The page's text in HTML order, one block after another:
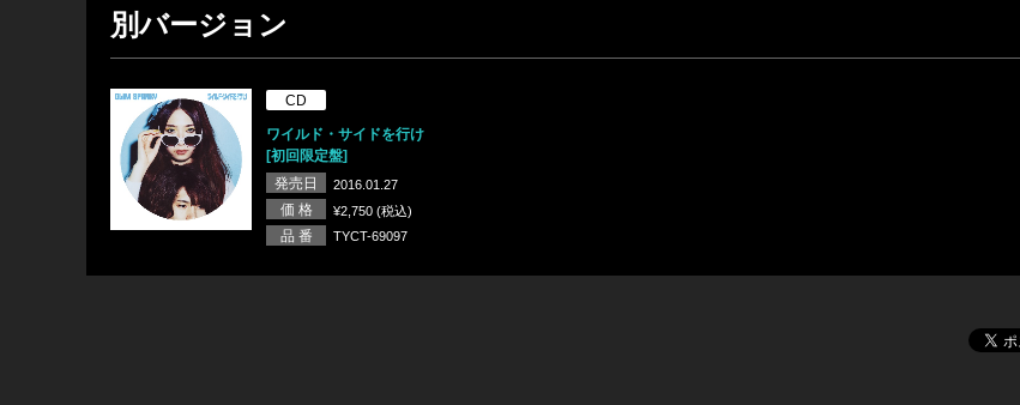
別バージョン
CD
ワイルド・サイドを行け
[初回限定盤]
発売日
2016.01.27
価 格 ¥2,750 (税込)
品 番 TYCT-69097